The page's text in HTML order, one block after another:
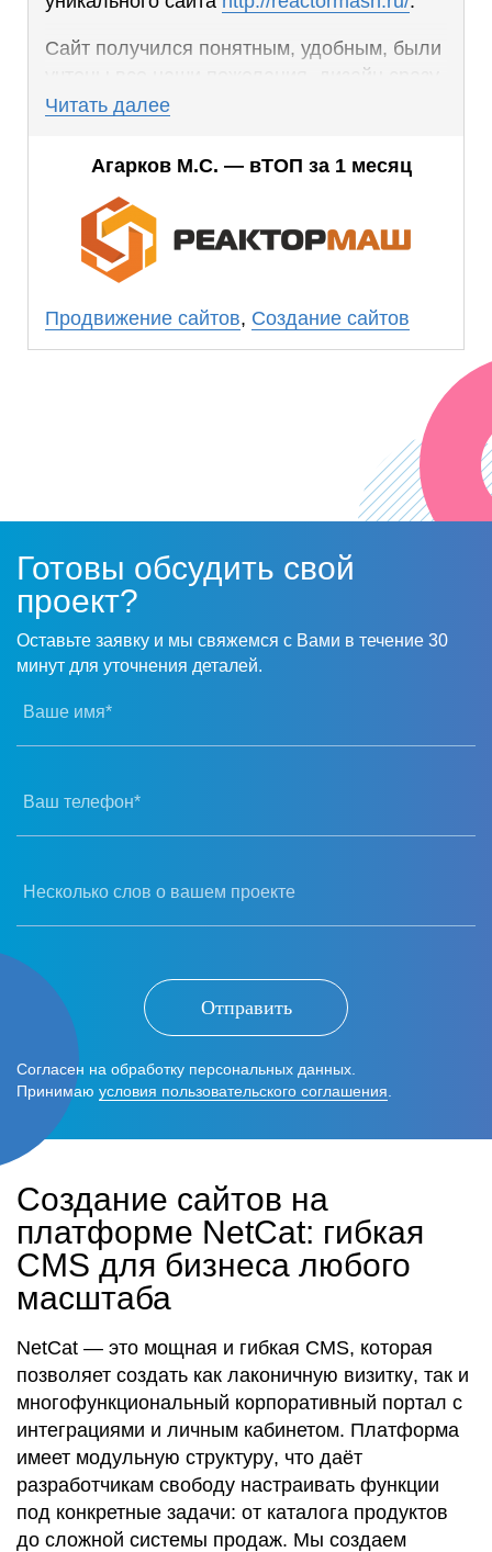
Сайт получился понятным, удобным, были
учтены все наши пожелания, дизайн сразу
понравился. В сроки уложились вовремя.
Планируем в ближайшее время заказать
продвижение в ООО «Прогресс Сайт».
Читать далее
Агарков М.С. — вТОП за 1 месяц
Продвижение сайтов, Создание сайтов
Готовы обсудить свой
проект?
Оставьте заявку и мы свяжемся с Вами в течение 30
минут для уточнения деталей.
Ваше имя*
Ваш телефон*
Несколько слов о вашем проекте
Отправить
Согласен на обработку персональных данных.
Принимаю условия пользовательского соглашения
Создание сайтов на
платформе NetCat: гибкая
CMS для бизнеса любого
масштаба
NetCat — это мощная и гибкая CMS, которая
позволяет создать как лаконичную визитку, так и
многофункциональный корпоративный портал с
интеграциями и личным кабинетом. Платформа
имеет модульную структуру, что даёт
разработчикам свободу настраивать функции
под конкретные задачи: от каталога продуктов
до сложной системы продаж. Мы создаем